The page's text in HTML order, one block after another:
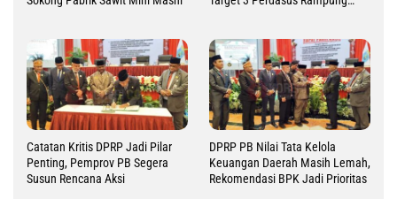
Catatan Kritis DPRP Jadi Pilar
Penting, Pemprov PB Segera
Susun Rencana Aksi
DPRP PB Nilai Tata Kelola
Keuangan Daerah Masih Lemah,
Rekomendasi BPK Jadi Prioritas